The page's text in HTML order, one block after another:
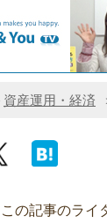
資産運用・経済
この記事のライ